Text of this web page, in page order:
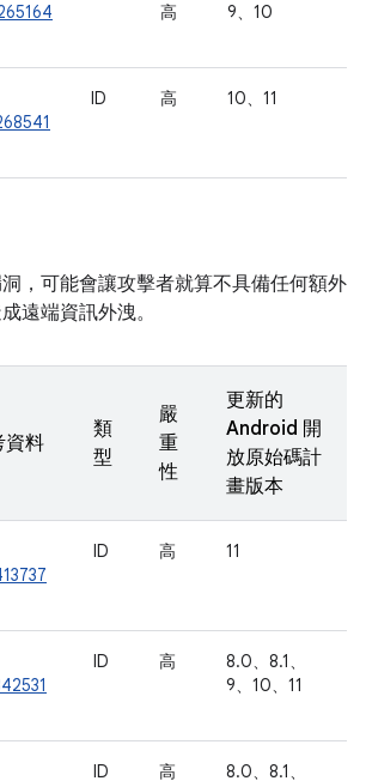
高
9、10
ID 高 10、11
，可能會讓攻擊者就算不具備任何額外
遠端資訊外洩。
資料
類
型
嚴
重
性
更新的
Android 開
放原始碼計
畫版本
ID 高 11
ID 高
8.0、8.1、
9、10、11
ID 高
8.0、8.1、